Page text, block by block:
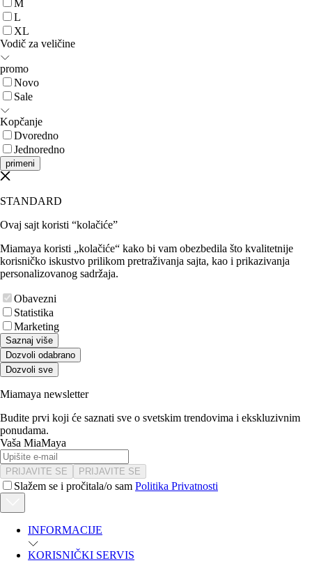
M
L
XL
Vodič za veličine
promo
Novo
Sale
Kopčanje
Dvoredno
Jednoredno
primeni
STANDARD
Ovaj sajt koristi “kolačiće”
Miamaya koristi „kolačiće“ kako bi vam obezbedila što kvalitetnije
korisničko iskustvo prilikom pretraživanja sajta, kao i prikazivanja
personalizovanog sadržaja.
Obavezni
Statistika
Marketing
Saznaj više
Dozvoli odabrano
Dozvoli sve
Miamaya newsletter
Budite prvi koji će saznati sve o svetskim trendovima i ekskluzivnim
ponudama.
Vaša MiaMaya
PRIJAVITE SE PRIJAVITE SE
Slažem se i pročitala/o sam Politika Privatnosti
INFORMACIJE
KORISNIČKI SERVIS